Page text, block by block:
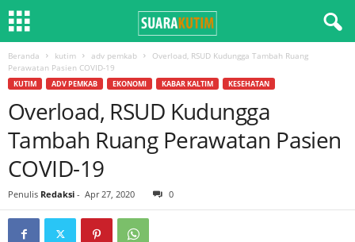
Beranda kutim adv pemkab
Overload, RSUD Kudungga Tambah Ruang
Perawatan Pasien COVID-19
KUTIM ADV PEMKAB EKONOMI KABAR KALTIM KESEHATAN
Overload, RSUD Kudungga
Tambah Ruang Perawatan Pasien
COVID-19
Penulis Redaksi - Apr 27, 2020 0